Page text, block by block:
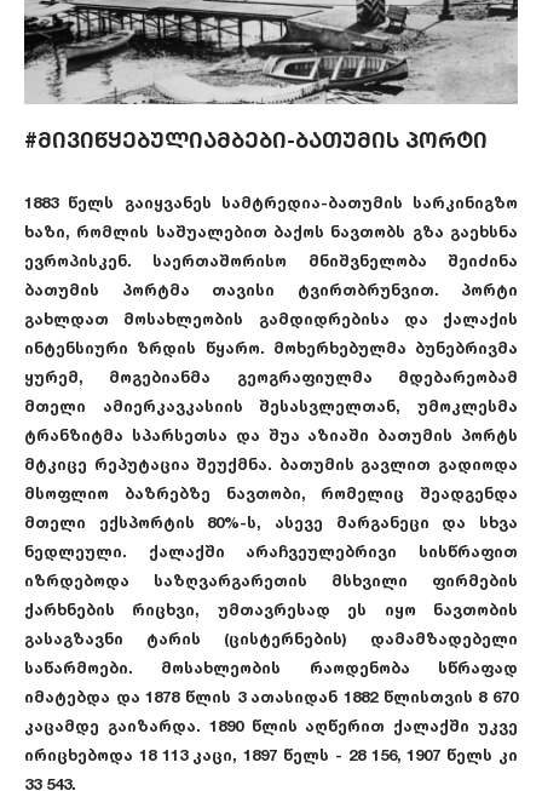
#მივიწყებულიამბები-ბათუმის პორტი
1883 წელს გაიყვანეს სამტრედია-ბათუმის სარკინიგზო
ხაზი, რომლის საშუალებით ბაქოს ნავთობს გზა გაეხსნა
ევროპისკენ. საერთაშორისო მნიშვნელობა შეიძინა
ბათუმის პორტმა თავისი ტვირთბრუნვით. პორტი
გახლდათ მოსახლეობის გამდიდრებისა და ქალაქის
ინტენსიური ზრდის წყარო. მოხერხებულმა ბუნებრივმა
ყურემ, მოგებიანმა გეოგრაფიულმა მდებარეობამ
მთელი ამიერკავკასიის შესასვლელთან, უმოკლესმა
ტრანზიტმა სპარსეთსა და შუა აზიაში ბათუმის პორტს
მტკიცე რეპუტაცია შეუქმნა. ბათუმის გავლით გადიოდა
მსოფლიო ბაზრებზე ნავთობი, რომელიც შეადგენდა
მთელი ექსპორტის 80%-ს, ასევე მარგანეცი და სხვა
ნედლეული. ქალაქში არაჩვეულებრივი სისწრაფით
იზრდებოდა საზღვარგარეთის მსხვილი ფირმების
ქარხნების რიცხვი, უმთავრესად ეს იყო ნავთობის
გასაგზავნი ტარის (ცისტერნების) დამამზადებელი
საწარმოები. მოსახლეობის რაოდენობა სწრაფად
იმატებდა და 1878 წლის 3 ათასიდან 1882 წლისთვის 8 670
კაცამდე გაიზარდა. 1890 წლის აღწერით ქალაქში უკვე
ირიცხებოდა 18 113 კაცი, 1897 წელს - 28 156, 1907 წელს კი
33 543.